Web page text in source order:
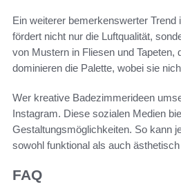
Ein weiterer bemerkenswerter
fördert nicht nur die Luftqualität,
von Mustern in Fliesen und
dominieren die Palette, wobei sie
Wer kreative Badezimmerideen
Instagram. Diese sozialen Medien
Gestaltungsmöglichkeiten. So kann
sowohl funktional als auch
FAQ